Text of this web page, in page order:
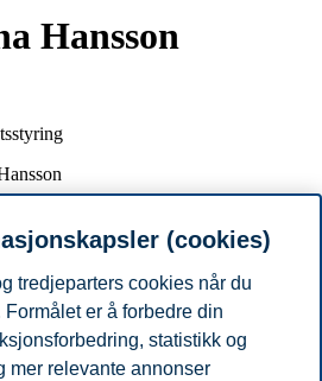
Hansson
TilgjengelighetserklæringDisclaimer
(cookies)
tredjeparters cookies når du
er å forbedre din
statistikk og
mer relevante annonser